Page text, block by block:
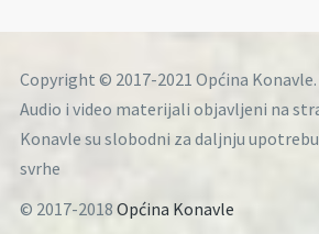
Copyright © 2017-2021 Općina
Audio i video materijali objavljeni na
Konavle su slobodni za daljnju
svrhe
© 2017-2018 Općina Konavle